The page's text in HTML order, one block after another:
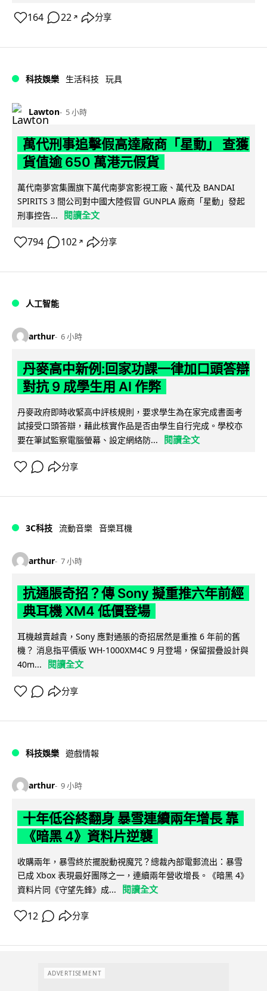
164 22 ↗ 分享
科技娛樂 生活科技 玩具
Lawton 5 小時
萬代刑事追擊假高達廠商「星動」 查獲
貨值逾 650 萬港元假貨
萬代南夢宮集團旗下萬代南夢宮影視工廠、萬代及 BANDAI
SPIRITS 3 間公司對中國大陸假冒 GUNPLA 廠商「星動」發起
刑事控告...
閱讀全文
794 102 ↗ 分享
人工智能
arthur 6 小時
丹麥高中新例:回家功課一律加口頭答辯
對抗 9 成學生用 AI 作弊
丹麥政府即時收緊高中評核規則，要求學生為在家完成書面考
試接受口頭答辯，藉此核實作品是否由學生自行完成。學校亦
要在筆試監察電腦螢幕、設定網絡防...
閱讀全文
分享
3C科技 流動音樂 音樂耳機
arthur 7 小時
抗通脹奇招？傳 Sony 擬重推六年前經
典耳機 XM4 低價登場
耳機越賣越貴，Sony 應對通脹的奇招居然是重推 6 年前的舊
機？ 消息指平價版 WH-1000XM4C 9 月登場，保留摺疊設計與
40m...
閱讀全文
分享
科技娛樂 遊戲情報
arthur 9 小時
十年低谷終翻身 暴雪連續兩年增長 靠
《暗黑 4》資料片逆襲
收購兩年，暴雪終於擺脫動視魔咒？總裁內部電郵流出：暴雪
已成 Xbox 表現最好團隊之一，連續兩年營收增長。《暗黑 4》
資料片同《守望先鋒》成...
閱讀全文
12 分享
ADVERTISEMENT